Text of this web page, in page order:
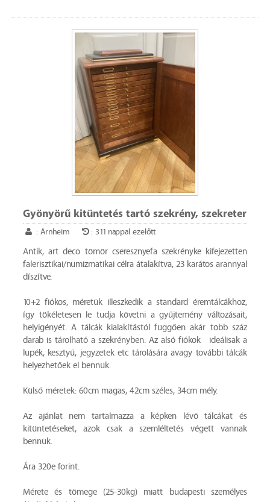
Gyönyörű kitüntetés tartó szekrény, szekreter
: Arnheim : 311 nappal ezelőtt
Antik, art deco tömör cseresznyefa szekrényke kifejezetten
falerisztikai/numizmatikai célra átalakítva, 23 karátos arannyal
díszítve.
10+2 fiókos, méretük illeszkedik a standard éremtálcákhoz,
így tökéletesen le tudja követni a gyűjtemény változásait,
helyigényét. A tálcák kialakítástól függően akár több száz
darab is tárolható a szekrényben. Az alsó fiókok ideálisak a
lupék, kesztyű, jegyzetek etc tárolására avagy további tálcák
helyezhetőek el bennük.
Külső méretek: 60cm magas, 42cm széles, 34cm mély.
Az ajánlat nem tartalmazza a képken lévő tálcákat és
kitüntetéseket, azok csak a szemléltetés végett vannak
bennük.
Ára 320e forint.
Mérete és tömege (25-30kg) miatt budapesti személyes